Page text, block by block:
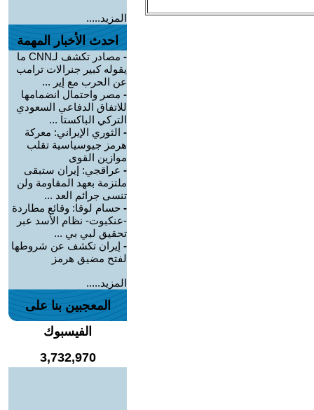
المزيد.....
احدث الأخبار المهمة
-
مصادر تكشف لـCNN ما
يقوله كبير جنرالات ترامب
عن الحرب مع إير ...
- مصر واحتمال انضمامها
للاتفاق الدفاعي السعودي
التركي الباكستا ...
- الثوري الإيراني: معركة
هرمز جيوسياسية تقلب
موازين القوى
- عراقجي: إيران ستبقى
ملتزمة بعهد المقاومة ولن
تنسى جرائم العد ...
- حسام لوقا: وقائع مطاردة
-عنكبوت- نظام الأسد عبر
تحقيق لبي بي ...
- إيران تكشف عن شروطها
لفتح مضيق هرمز
المزيد.....
المعجبين بنا على
الفيسبوك
3,732,970